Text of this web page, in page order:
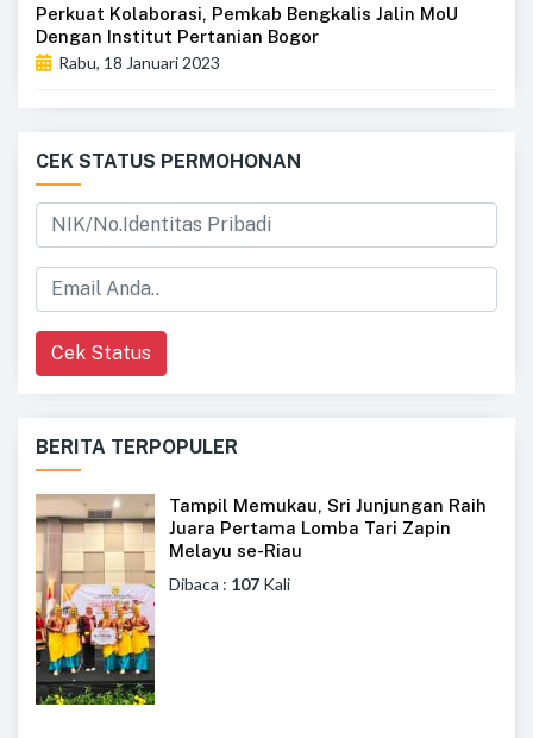
Perkuat Kolaborasi, Pemkab Bengkalis Jalin MoU
Dengan Institut Pertanian Bogor
Rabu, 18 Januari 2023
CEK STATUS PERMOHONAN
Cek Status
BERITA TERPOPULER
Tampil Memukau, Sri Junjungan Raih
Juara Pertama Lomba Tari Zapin
Melayu se-Riau
Dibaca : 107 Kali